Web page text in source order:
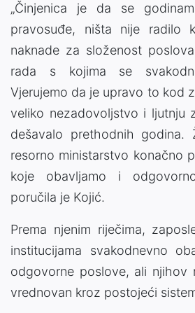
„Činjenica je da se
pravosuđe, ništa nije radilo
naknade za složenost
rada s kojima se
Vjerujemo da je upravo to kod
veliko nezadovoljstvo i ljutnju
dešavalo prethodnih godina.
resorno ministarstvo konačno
koje obavljamo i
poručila je Kojić.
Prema njenim riječima,
institucijama svakodnevno
odgovorne poslove, ali njihov
vrednovan kroz postojeći